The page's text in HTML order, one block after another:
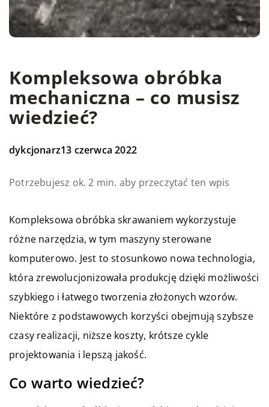
Kompleksowa obróbka
mechaniczna – co musisz
wiedzieć?
dykcjonarz13 czerwca 2022
Potrzebujesz ok. 2 min. aby przeczytać ten wpis
Kompleksowa obróbka skrawaniem wykorzystuje
różne narzędzia, w tym maszyny sterowane
komputerowo. Jest to stosunkowo nowa technologia,
która zrewolucjonizowała produkcję dzięki możliwości
szybkiego i łatwego tworzenia złożonych wzorów.
Niektóre z podstawowych korzyści obejmują szybsze
czasy realizacji, niższe koszty, krótsze cykle
projektowania i lepszą jakość.
Co warto wiedzieć?